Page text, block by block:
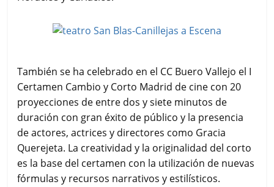
También se ha celebrado en el CC Buero Vallejo el I
Certamen Cambio y Corto Madrid de cine con 20
proyecciones de entre dos y siete minutos de
duración con gran éxito de público y la presencia
de actores, actrices y directores como Gracia
Querejeta. La creatividad y la originalidad del corto
es la base del certamen con la utilización de nuevas
fórmulas y recursos narrativos y estilísticos.